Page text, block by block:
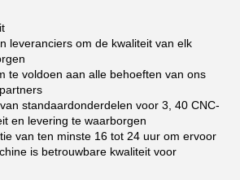
leveranciers om de kwaliteit van elk
te voldoen aan alle behoeften van ons
standaardonderdelen voor 3, 40 CNC-
en levering te waarborgen
van ten minste 16 tot 24 uur om ervoor
is betrouwbare kwaliteit voor